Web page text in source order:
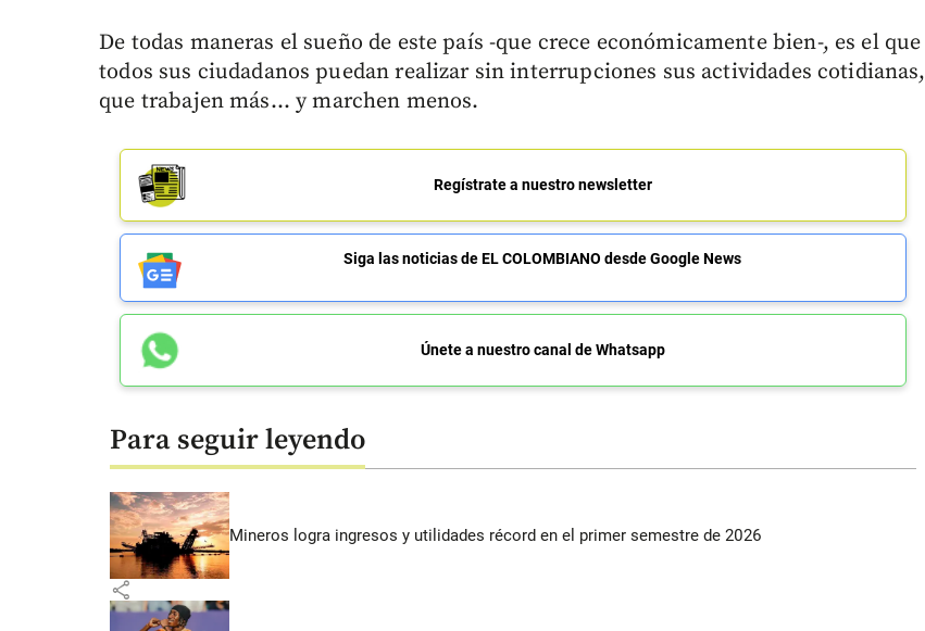
De todas maneras el sueño de este país -que crece económicamente bien-, es el que
todos sus ciudadanos puedan realizar sin interrupciones sus actividades cotidianas,
que trabajen más... y marchen menos.
Regístrate a nuestro newsletter
Siga las noticias de EL COLOMBIANO desde Google News
Únete a nuestro canal de Whatsapp
Para seguir leyendo
Mineros logra ingresos y utilidades récord en el primer semestre de 2026
share